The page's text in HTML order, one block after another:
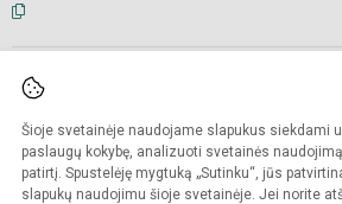
Šioje svetainėje naudojame slapukus siekdami
paslaugų kokybę, analizuoti svetainės
patirtį. Spustelėję mygtuką „Sutinku“, jūs
slapukų naudojimu šioje svetainėje. Jei norite
© 2025. Visagino lopšelis-darželis „Auksinis
sutikimo
griežtai draudžiama.
Prieinamumo paraiška